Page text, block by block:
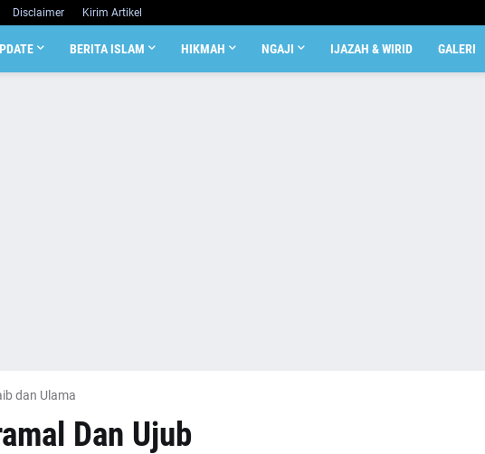
Disclaimer Kirim Artikel
BERITA ISLAM HIKMAH NGAJI IJAZAH & WIRID GALERI
dan Ulama
Dan Ujub